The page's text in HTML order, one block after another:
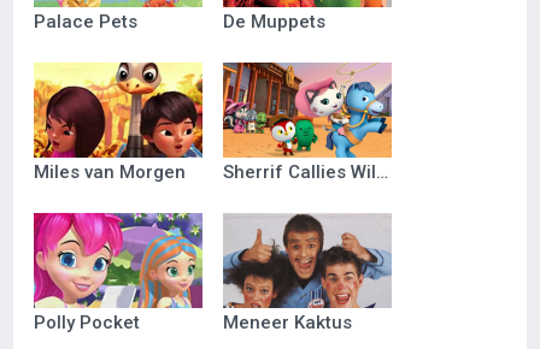
Palace Pets De Muppets
Miles van Morgen Sherrif Callies Wilde Westen
Polly Pocket Meneer Kaktus